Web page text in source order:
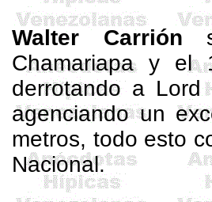
Walter Carrión
Chamariapay el
derrotando a Lord
agenciando un
metros, todo esto
Nacional.